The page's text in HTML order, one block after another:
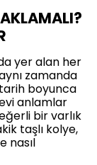
yer alan her
zamanda
tarih boyunca
anlamlar
bir varlık
taşlı kolye,
nasıl